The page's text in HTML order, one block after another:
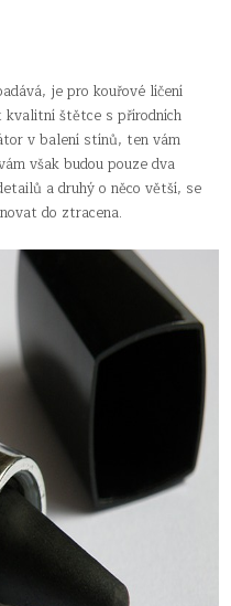
je pro kouřové líčení
štětce s přírodních
v balení stínů, ten vám
však budou pouze dva
a druhý o něco větší, se
do ztracena.